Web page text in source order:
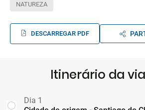
NATUREZA
DESCARREGAR PDF
Itinerário da
Dia 1